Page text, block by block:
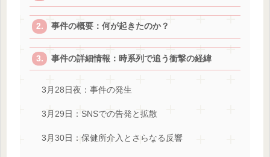
事件の概要：何が起きたのか？
事件の詳細情報：時系列で追う衝撃の経緯
3月28日夜：事件の発生
3月29日：SNSでの告発と拡散
3月30日：保健所介入とさらなる反響